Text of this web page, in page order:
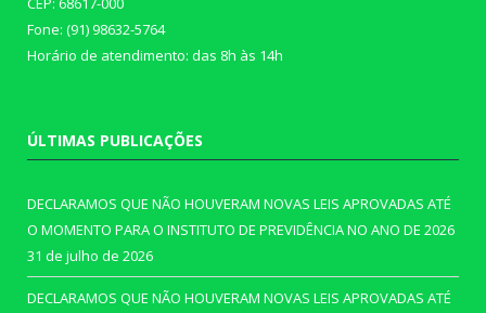
Fone: (91) 98632-5764
Horário de atendimento: das 8h às 14h
ÚLTIMAS PUBLICAÇÕES
DECLARAMOS QUE NÃO HOUVERAM NOVAS LEIS APROVADAS ATÉ
O MOMENTO PARA O INSTITUTO DE PREVIDÊNCIA NO ANO DE 2026
31 de julho de 2026
DECLARAMOS QUE NÃO HOUVERAM NOVAS LEIS APROVADAS ATÉ